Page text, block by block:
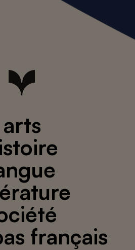
arts
français